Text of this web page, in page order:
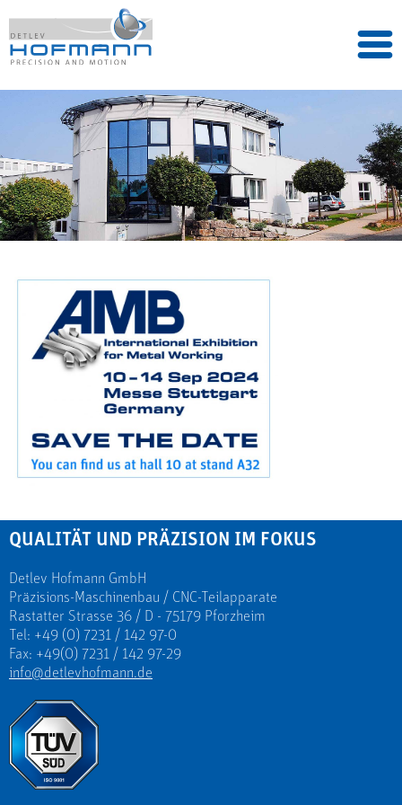
QUALITÄT UND PRÄZISION IM FOKUS
Detlev Hofmann GmbH
Präzisions-Maschinenbau / CNC-Teilapparate
Rastatter Strasse 36 / D - 75179 Pforzheim
Tel: +49 (0) 7231 / 142 97-0
Fax: +49(0) 7231 / 142 97-29
info@detlevhofmann.de